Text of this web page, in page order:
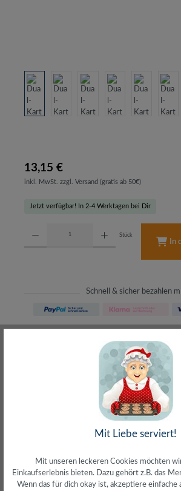
13,15 €
inkl. MwSt. zzgl. Versand (gratis ab 50€)
Jetzt verfügbar! In 2-4 Werktagen bei Dir
Stück
In
Schnell & sicher bezahlen
meist direkt aus Waiblingen
30 Tage Rückgaberecht
ohne Risiko bestellen
– Frag den Profi!
kostenlos und persönlich
Über 20+ Jahre Erfahrung
wir wissen von was wir sprechen
Mit Liebe serviert!
Mit unseren leckeren Cookies möchten
Einkaufserlebnis bieten. Dazu gehört z.B. das
Wenn das für dich okay ist, akzeptiere einfache